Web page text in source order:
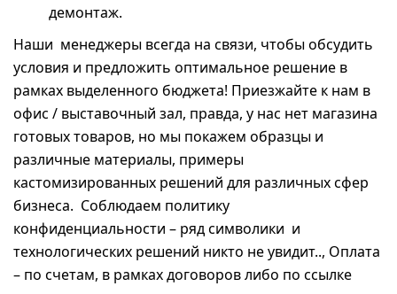
демонтаж.
Наши менеджеры всегда на связи, чтобы обсудить
условия и предложить оптимальное решение в
рамках выделенного бюджета! Приезжайте к нам в
офис / выставочный зал, правда, у нас нет магазина
готовых товаров, но мы покажем образцы и
различные материалы, примеры
кастомизированных решений для различных сфер
бизнеса. Соблюдаем политику
конфиденциальности – ряд символики и
технологических решений никто не увидит.., Оплата
– по счетам, в рамках договоров либо по ссылке